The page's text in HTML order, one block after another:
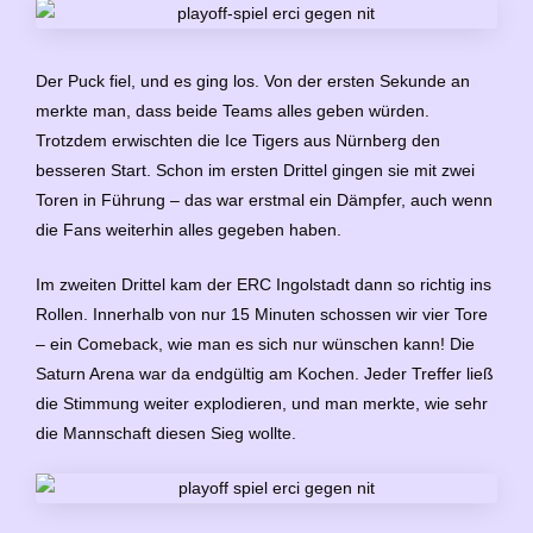
Der Puck fiel, und es ging los. Von der ersten Sekunde an
merkte man, dass beide Teams alles geben würden.
Trotzdem erwischten die Ice Tigers aus Nürnberg den
besseren Start. Schon im ersten Drittel gingen sie mit zwei
Toren in Führung – das war erstmal ein Dämpfer, auch wenn
die Fans weiterhin alles gegeben haben.
Im zweiten Drittel kam der ERC Ingolstadt dann so richtig ins
Rollen. Innerhalb von nur 15 Minuten schossen wir vier Tore
– ein Comeback, wie man es sich nur wünschen kann! Die
Saturn Arena war da endgültig am Kochen. Jeder Treffer ließ
die Stimmung weiter explodieren, und man merkte, wie sehr
die Mannschaft diesen Sieg wollte.